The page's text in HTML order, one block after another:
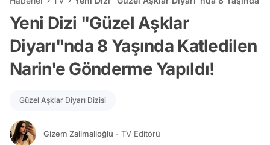
Yeni Dizi "Güzel Aşklar
Diyarı"nda 8 Yaşında Katledilen
Narin'e Gönderme Yapıldı!
Güzel Aşklar Diyarı Dizisi
Gizem Zalimalioğlu - TV Editörü